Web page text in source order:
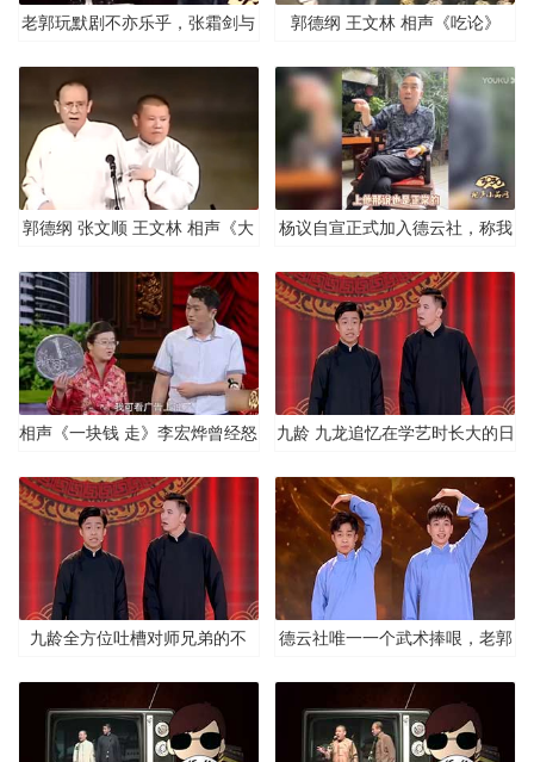
老郭玩默剧不亦乐乎，张霜剑与
郭德纲 王文林 相声《吃论》
郭德纲 张文顺 王文林 相声《大
杨议自宣正式加入德云社，称我
相声《一块钱 走》李宏烨曾经怒
九龄 九龙追忆在学艺时长大的日
唱掌声满堂
九龄全方位吐槽对师兄弟的不
德云社唯一一个武术捧哏，老郭